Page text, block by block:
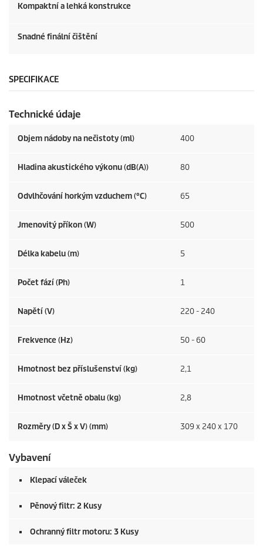
Kompaktní a lehká konstrukce
Snadné finální čištění
SPECIFIKACE
Technické údaje
Objem nádoby na nečistoty (ml) 400
Hladina akustického výkonu (dB(A)) 80
Odvlhčování horkým vzduchem (°C) 65
Jmenovitý příkon (W) 500
Délka kabelu (m) 5
Počet fází (Ph) 1
Napětí (V) 220 - 240
Frekvence (Hz) 50 - 60
Hmotnost bez příslušenství (kg) 2,1
Hmotnost včetně obalu (kg) 2,8
Rozměry (D x Š x V) (mm) 309 x 240 x 170
Vybavení
Klepací váleček
Pěnový filtr: 2 Kusy
Ochranný filtr motoru: 3 Kusy